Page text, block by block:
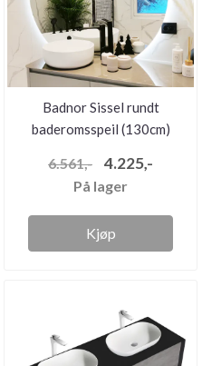
Badnor Sissel rundt
baderomsspeil (130cm)
6.561,- 4.225,-
På lager
Kjøp